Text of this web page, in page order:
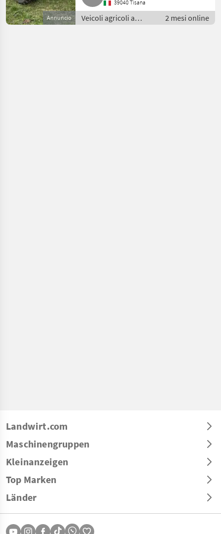
Annuncio
39040 Tisana
Veicoli agricoli a
motore / Carri a
2 mesi online
Landwirt.com
Maschinengruppen
Kleinanzeigen
Top Marken
Länder